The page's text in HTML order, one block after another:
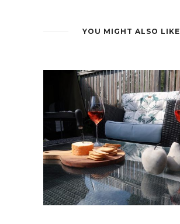
YOU MIGHT ALSO LIKE